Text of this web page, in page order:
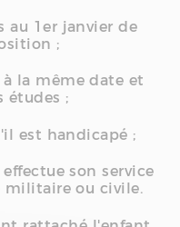
au 1er janvier de
;
la même date et
études ;
est handicapé ;
son service
militaire ou civile.